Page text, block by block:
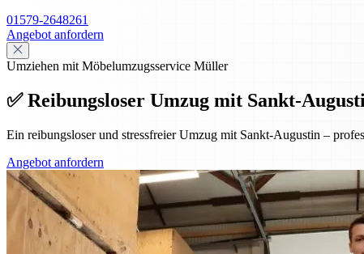
01579-2648261
Angebot anfordern
Umziehen mit Möbelumzugsservice Müller
✅ Reibungsloser Umzug mit Sankt-
Ein reibungsloser und stressfreier Umzug mit Sankt-Augustin –
Angebot anfordern